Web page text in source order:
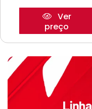
Ver
preço